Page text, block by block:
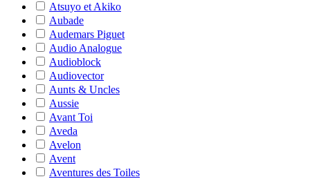
Atsuyo et Akiko
Aubade
Audemars Piguet
Audio Analogue
Audioblock
Audiovector
Aunts & Uncles
Aussie
Avant Toi
Aveda
Avelon
Avent
Aventures des Toiles